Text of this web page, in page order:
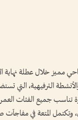
صيف دبي 2026 ببرنامج افتتاحي مميز
الترفيهية، التي
تناسب جميع الفئات